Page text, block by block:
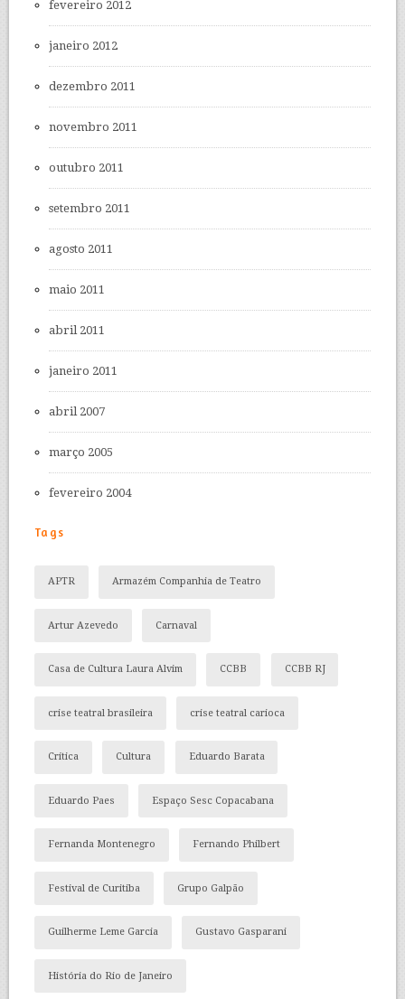
fevereiro 2012
janeiro 2012
dezembro 2011
novembro 2011
outubro 2011
setembro 2011
agosto 2011
maio 2011
abril 2011
janeiro 2011
abril 2007
março 2005
fevereiro 2004
Tags
APTR Armazém Companhia de Teatro
Artur Azevedo Carnaval
Casa de Cultura Laura Alvim CCBB CCBB RJ
crise teatral brasileira crise teatral carioca
Crítica Cultura Eduardo Barata
Eduardo Paes Espaço Sesc Copacabana
Fernanda Montenegro Fernando Philbert
Festival de Curitiba Grupo Galpão
Guilherme Leme Garcia Gustavo Gasparani
História do Rio de Janeiro